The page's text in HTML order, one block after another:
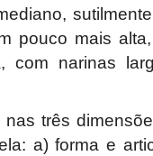
pouco mais
com narinas
nas três
a) forma e